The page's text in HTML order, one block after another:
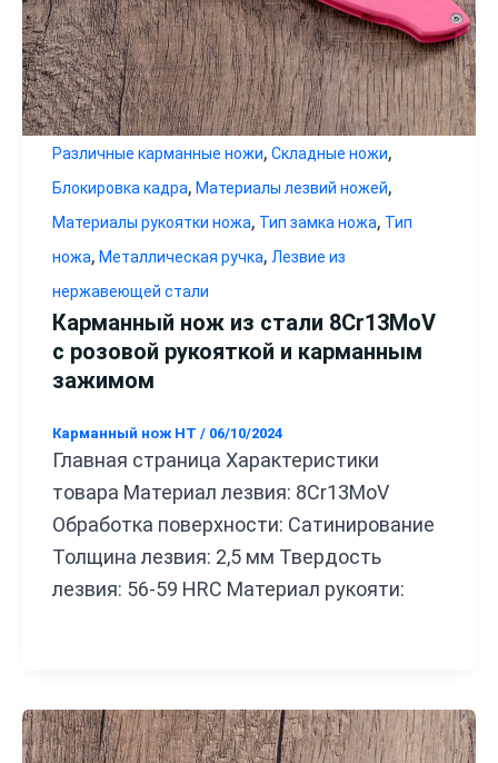
Различные карманные ножи, Складные ножи,
Блокировка кадра, Материалы лезвий ножей,
Материалы рукоятки ножа, Тип замка ножа, Тип
ножа, Металлическая ручка, Лезвие из
нержавеющей стали
Карманный нож из стали 8Cr13MoV
с розовой рукояткой и карманным
зажимом
Карманный нож HT / 06/10/2024
Главная страница Характеристики
товара Материал лезвия: 8Cr13MoV
Обработка поверхности: Сатинирование
Толщина лезвия: 2,5 мм Твердость
лезвия: 56-59 HRC Материал рукояти: